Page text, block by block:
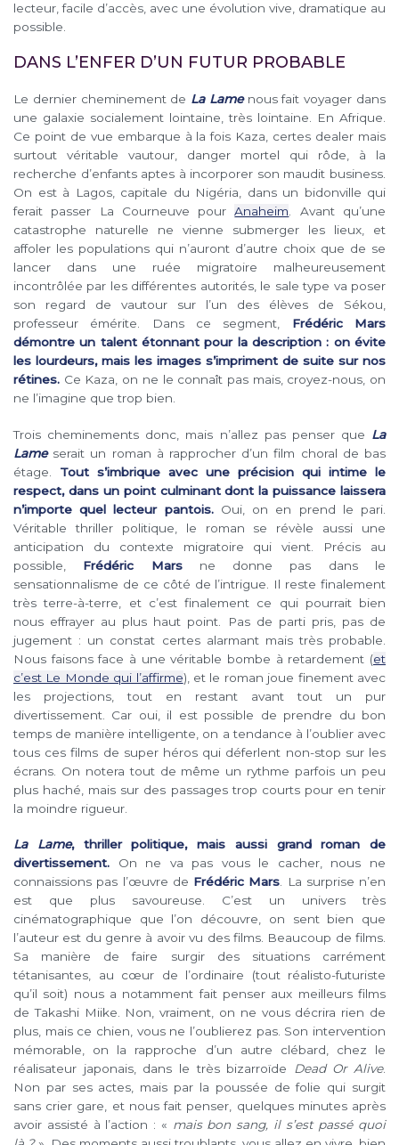
lecteur, facile d’accès, avec une évolution vive, dramatique au
possible.
DANS L’ENFER D’UN FUTUR PROBABLE
Le dernier cheminement de La Lamenous fait voyager dans
une galaxie socialement lointaine, très lointaine. En Afrique.
Ce point de vue embarque à la fois Kaza, certes dealer mais
surtout véritable vautour, danger mortel qui rôde, à la
recherche d’enfants aptes à incorporer son maudit business.
On est à Lagos, capitale du Nigéria, dans un bidonville qui
ferait passer La Courneuve pourAnaheim. Avant qu’une
catastrophe naturelle ne vienne submerger les lieux, et
affoler les populations qui n’auront d’autre choix que de se
lancer dans une ruée migratoire malheureusement
incontrôlée par les différentes autorités, le sale type va poser
son regard de vautour sur l’un des élèves de Sékou,
professeur émérite. Dans ce segment, Frédéric Mars
démontre un talent étonnant pour la description : on évite
les lourdeurs, mais les images s’impriment de suite sur nos
rétines. Ce Kaza, on ne le connaît pas mais, croyez-nous, on
ne l’imagine que trop bien.
Trois cheminements donc, mais n’allez pas penser que La
Lameserait un roman à rapprocher d’un film choral de bas
étage. Tout s’imbrique avec une précision qui intime le
respect, dans un point culminant dont la puissance laissera
n’importe quel lecteur pantois.Oui, on en prend le pari.
Véritable thriller politique, le roman se révèle aussi une
anticipation du contexte migratoire qui vient. Précis au
possible, Frédéric Marsne donne pas dans le
sensationnalisme de ce côté de l’intrigue. Il reste finalement
très terre-à-terre, et c’est finalement ce qui pourrait bien
nous effrayer au plus haut point. Pas de parti pris, pas de
jugement : un constat certes alarmant mais très probable.
Nous faisons face à une véritable bombe à retardement (et
c’est Le Monde qui l’affirme), et le roman joue finement avec
les projections, tout en restant avant tout un pur
divertissement. Car oui, il est possible de prendre du bon
temps de manière intelligente, on a tendance à l’oublier avec
tous ces films de super héros qui déferlent non-stop sur les
écrans. On notera tout de même un rythme parfois un peu
plus haché, mais sur des passages trop courts pour en tenir
la moindre rigueur.
La Lame, thriller politique, mais aussi grand roman de
divertissement. On ne va pas vous le cacher, nous ne
connaissions pas l’œuvre de Frédéric Mars . La surprise n’en
est que plus savoureuse. C’est un univers très
cinématographique que l’on découvre, on sent bien que
l’auteur est du genre à avoir vu des films. Beaucoup de films.
Sa manière de faire surgir des situations carrément
tétanisantes, au cœur de l’ordinaire (tout réalisto-futuriste
qu’il soit) nous a notamment fait penser aux meilleurs films
de Takashi Miike. Non, vraiment, on ne vous décrira rien de
plus, mais ce chien, vous ne l’oublierez pas. Son intervention
mémorable, on la rapproche d’un autre clébard, chez le
réalisateur japonais, dans le très bizarroïde
Dead Or Alive.
Non par ses actes, mais par la poussée de folie qui surgit
sans crier gare, et nous fait penser, quelques minutes après
avoir assisté à l’action : « mais bon sang, il s’est passé quoi